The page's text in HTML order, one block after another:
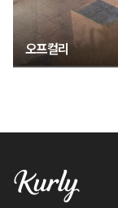
오프컬리